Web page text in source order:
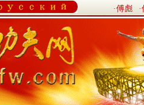
·傅彪